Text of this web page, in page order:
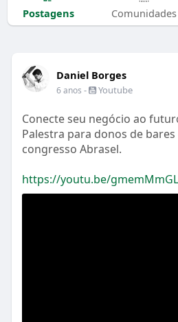
Postagens Comunidades
Daniel Borges
6 anos - Youtube
Conecte seu negócio ao
Palestra para donos de
congresso Abrasel.
https://youtu.be/